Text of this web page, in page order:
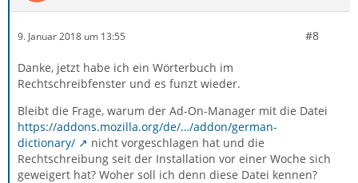
9. Januar 2018 um 13:55 #8
Danke, jetzt habe ich ein Wörterbuch im
Rechtschreibfenster und es funzt wieder.
Bleibt die Frage, warum der Ad-On-Manager mit die Datei
https://addons.mozilla.org/de/…/addon/german-
dictionary/
nicht vorgeschlagen hat und die
Rechtschreibung seit der Installation vor einer Woche sich
geweigert hat? Woher soll ich denn diese Datei kennen?